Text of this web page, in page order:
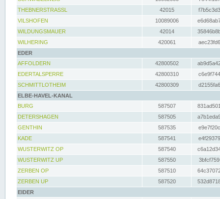
THEBNERSTRASSL
42015
VILSHOFEN
10089006
WILDUNGSMAUER
42014
WILHERING
420061
EDER
AFFOLDERN
42800502
EDERTALSPERRE
42800310
SCHMITTLOTHEIM
42800309
ELBE-HAVEL-KANAL
BURG
587507
DETERSHAGEN
587505
GENTHIN
587535
KADE
587541
WUSTERWITZ OP
587540
WUSTERWITZ UP
587550
ZERBEN OP
587510
ZERBEN UP
587520
EIDER